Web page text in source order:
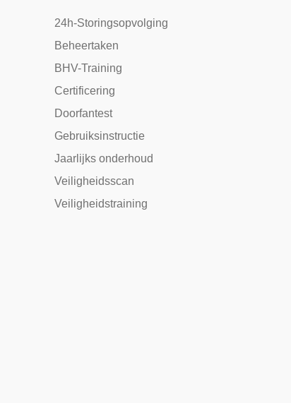
24h-Storingsopvolging
Beheertaken
BHV-Training
Certificering
Doorfantest
Gebruiksinstructie
Jaarlijks onderhoud
Veiligheidsscan
Veiligheidstraining